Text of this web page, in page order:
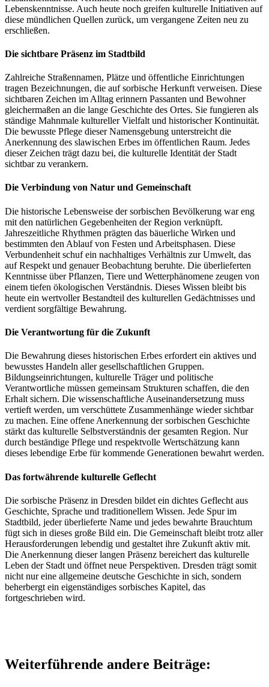
Lebenskenntnisse. Auch heute noch greifen kulturelle Initiativen auf
diese mündlichen Quellen zurück, um vergangene Zeiten neu zu
erschließen.
Die sichtbare Präsenz im Stadtbild
Zahlreiche Straßennamen, Plätze und öffentliche Einrichtungen
tragen Bezeichnungen, die auf sorbische Herkunft verweisen. Diese
sichtbaren Zeichen im Alltag erinnern Passanten und Bewohner
gleichermaßen an die lange Geschichte des Ortes. Sie fungieren als
ständige Mahnmale kultureller Vielfalt und historischer Kontinuität.
Die bewusste Pflege dieser Namensgebung unterstreicht die
Anerkennung des slawischen Erbes im öffentlichen Raum. Jedes
dieser Zeichen trägt dazu bei, die kulturelle Identität der Stadt
sichtbar zu verankern.
Die Verbindung von Natur und Gemeinschaft
Die historische Lebensweise der sorbischen Bevölkerung war eng
mit den natürlichen Gegebenheiten der Region verknüpft.
Jahreszeitliche Rhythmen prägten das bäuerliche Wirken und
bestimmten den Ablauf von Festen und Arbeitsphasen. Diese
Verbundenheit schuf ein nachhaltiges Verhältnis zur Umwelt, das
auf Respekt und genauer Beobachtung beruhte. Die überlieferten
Kenntnisse über Pflanzen, Tiere und Wetterphänomene zeugen von
einem tiefen ökologischen Verständnis. Dieses Wissen bleibt bis
heute ein wertvoller Bestandteil des kulturellen Gedächtnisses und
verdient sorgfältige Bewahrung.
Die Verantwortung für die Zukunft
Die Bewahrung dieses historischen Erbes erfordert ein aktives und
bewusstes Handeln aller gesellschaftlichen Gruppen.
Bildungseinrichtungen, kulturelle Träger und politische
Verantwortliche müssen gemeinsam Strukturen schaffen, die den
Erhalt sichern. Die wissenschaftliche Auseinandersetzung muss
vertieft werden, um verschüttete Zusammenhänge wieder sichtbar
zu machen. Eine offene Anerkennung der sorbischen Geschichte
stärkt das kulturelle Selbstverständnis der gesamten Region. Nur
durch beständige Pflege und respektvolle Wertschätzung kann
dieses lebendige Erbe für kommende Generationen bewahrt werden.
Das fortwährende kulturelle Geflecht
Die sorbische Präsenz in Dresden bildet ein dichtes Geflecht aus
Geschichte, Sprache und traditionellem Wissen. Jede Spur im
Stadtbild, jeder überlieferte Name und jedes bewahrte Brauchtum
fügt sich in dieses große Bild ein. Die Gemeinschaft bleibt trotz aller
Herausforderungen lebendig und gestaltet ihre Zukunft aktiv mit.
Die Anerkennung dieser langen Präsenz bereichert das kulturelle
Leben der Stadt und öffnet neue Perspektiven. Dresden trägt somit
nicht nur eine allgemeine deutsche Geschichte in sich, sondern
beherbergt ein eigenständiges sorbisches Kapitel, das
fortgeschrieben wird.
Weiterführende andere Beiträge: